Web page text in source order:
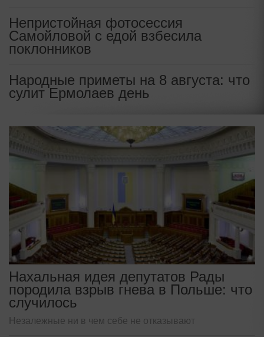
Непристойная фотосессия
Самойловой с едой взбесила
поклонников
Народные приметы на 8 августа: что
сулит Ермолаев день
Нахальная идея депутатов Рады
породила взрыв гнева в Польше: что
случилось
Незалежные ни в чем себе не отказывают